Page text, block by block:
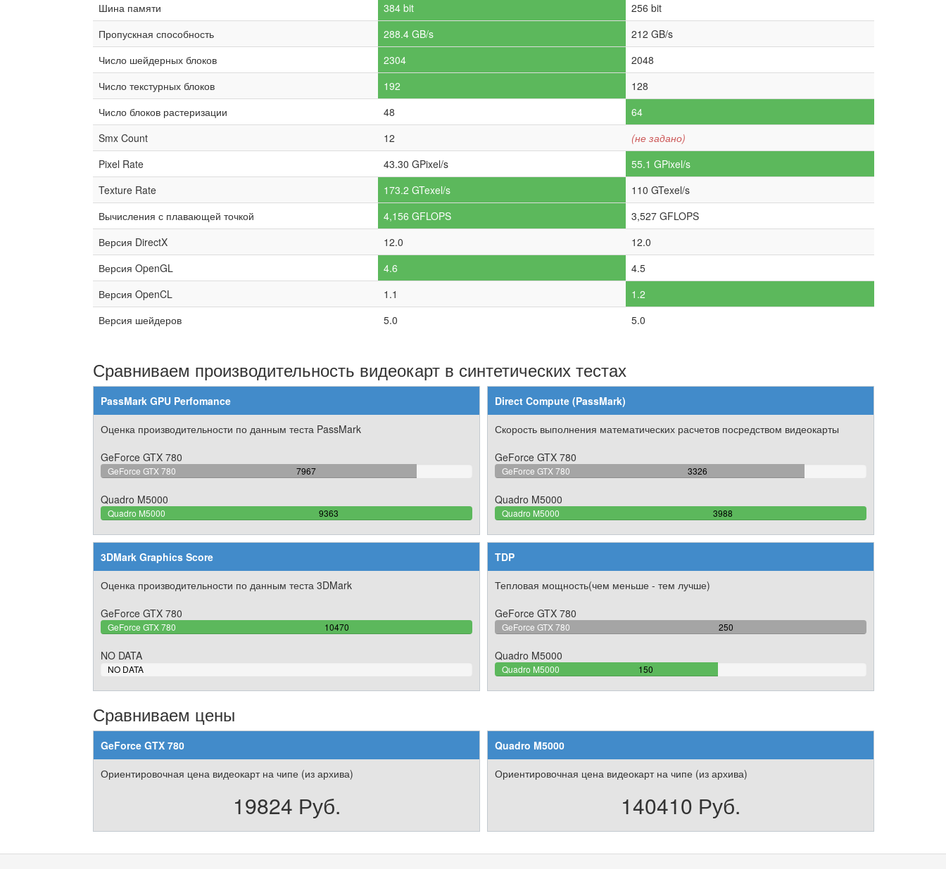
Шина памяти
384 bit
256 bit
Пропускная способность
288.4 GB/s
212 GB/s
Число шейдерных блоков
2304
2048
Число текстурных блоков
192
128
Число блоков растеризации
48
64
Smx Count
12
(не задано)
Pixel Rate
43.30 GPixel/s
55.1 GPixel/s
Texture Rate
173.2 GTexel/s
110 GTexel/s
Вычисления с плавающей точкой
4,156 GFLOPS
3,527 GFLOPS
Версия DirectX
12.0
12.0
Версия OpenGL
4.6
4.5
Версия OpenCL
1.1
1.2
Версия шейдеров
5.0 5.0
Сравниваем производительность видеокарт в синтетических тестах
PassMark GPU Perfomance
Оценка производительности по данным теста PassMark
GeForce GTX 780
GeForce GTX 780 7967
85.090248851864%
Quadro M5000
Quadro M5000 9363
100%
3DMark Graphics Score
Оценка производительности по данным теста 3DMark
GeForce GTX 780
GeForce GTX 780 10470
100%
NO DATA
NO DATA
0%
Direct Compute (PassMark)
Скорость выполнения математических расчетов посредством видеокарты
GeForce GTX 780
GeForce GTX 780 3326
83.400200601805%
Quadro M5000
Quadro M5000 3988
100%
TDP
Тепловая мощность(чем меньше - тем лучше)
GeForce GTX 780
GeForce GTX 780 250
100%
Quadro M5000
Quadro M5000 150
60%
Сравниваем цены
GeForce GTX 780
Ориентировочная цена видеокарт на чипе (из архива)
19824 Руб.
Quadro M5000
Ориентировочная цена видеокарт на чипе (из архива)
140410 Руб.